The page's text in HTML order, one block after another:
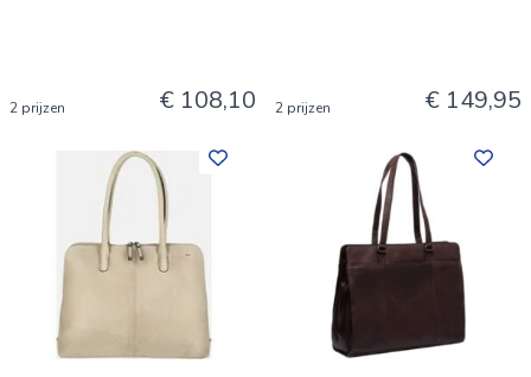
2 prijzen € 108,10 2 prijzen € 149,95